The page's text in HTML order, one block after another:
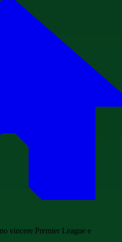
vincere Premier League e